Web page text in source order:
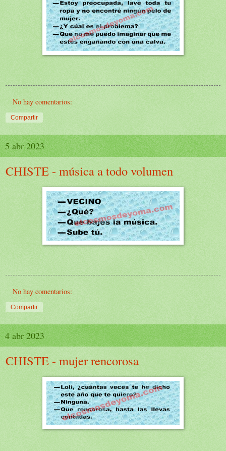
No hay comentarios:
Compartir
5 abr 2023
CHISTE - música a todo volumen
No hay comentarios:
Compartir
4 abr 2023
CHISTE - mujer rencorosa